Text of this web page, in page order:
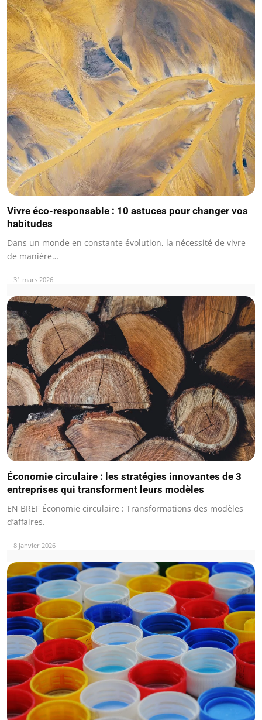
Vivre éco-responsable : 10 astuces pour changer vos
habitudes
Dans un monde en constante évolution, la nécessité de vivre
de manière…
31 mars 2026
Économie circulaire : les stratégies innovantes de 3
entreprises qui transforment leurs modèles
EN BREF Économie circulaire : Transformations des modèles
d’affaires.
8 janvier 2026